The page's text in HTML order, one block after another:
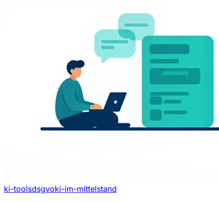
ki-toolsdsgvoki-im-mittelstand